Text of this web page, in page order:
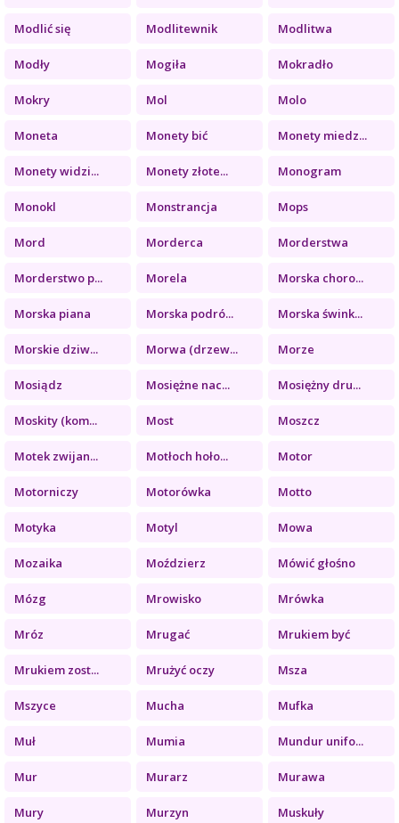
Modlić się Modlitewnik Modlitwa
Modły Mogiła Mokradło
Mokry Mol Molo
Moneta Monety bić Monety miedz...
Monety widzi... Monety złote... Monogram
Monokl Monstrancja Mops
Mord Morderca Morderstwa
Morderstwo p... Morela Morska choro...
Morska piana Morska podró... Morska śwink...
Morskie dziw... Morwa (drzew... Morze
Mosiądz Mosiężne nac... Mosiężny dru...
Moskity (kom... Most Moszcz
Motek zwijan... Motłoch hoło... Motor
Motorniczy Motorówka Motto
Motyka Motyl Mowa
Mozaika Moździerz Mówić głośno
Mózg Mrowisko Mrówka
Mróz Mrugać Mrukiem być
Mrukiem zost... Mrużyć oczy Msza
Mszyce Mucha Mufka
Muł Mumia Mundur unifo...
Mur Murarz Murawa
Mury Murzyn Muskuły